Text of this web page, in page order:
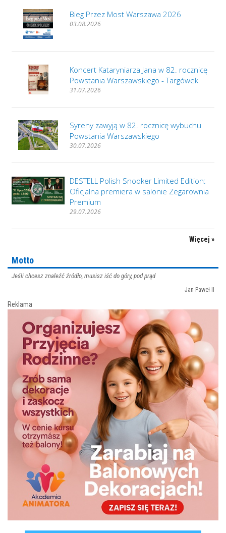
Bieg Przez Most Warszawa 2026
03.08.2026
Koncert Kataryniarza Jana w 82. rocznicę
Powstania Warszawskiego - Targówek
31.07.2026
Syreny zawyją w 82. rocznicę wybuchu
Powstania Warszawskiego
30.07.2026
DESTELL Polish Snooker Limited Edition:
Oficjalna premiera w salonie Zegarownia
Premium
29.07.2026
Więcej »
Motto
Jeśli chcesz znaleźć źródło, musisz iść do góry, pod prąd
Jan Paweł II
Reklama